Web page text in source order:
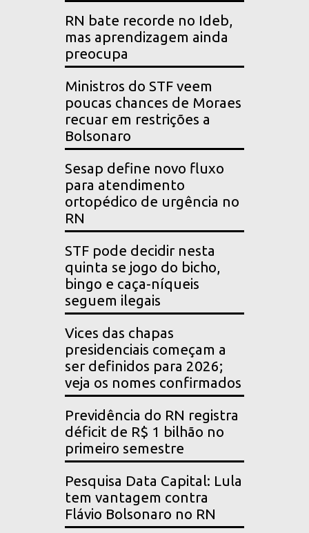
RN bate recorde no Ideb,
mas aprendizagem ainda
preocupa
Ministros do STF veem
poucas chances de Moraes
recuar em restrições a
Bolsonaro
Sesap define novo fluxo
para atendimento
ortopédico de urgência no
RN
STF pode decidir nesta
quinta se jogo do bicho,
bingo e caça-níqueis
seguem ilegais
Vices das chapas
presidenciais começam a
ser definidos para 2026;
veja os nomes confirmados
Previdência do RN registra
déficit de R$ 1 bilhão no
primeiro semestre
Pesquisa Data Capital: Lula
tem vantagem contra
Flávio Bolsonaro no RN